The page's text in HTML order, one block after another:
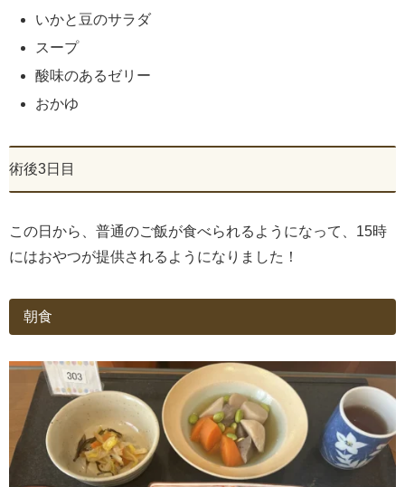
いかと豆のサラダ
スープ
酸味のあるゼリー
おかゆ
術後3日目
この日から、普通のご飯が食べられるようになって、15時
にはおやつが提供されるようになりました！
朝食